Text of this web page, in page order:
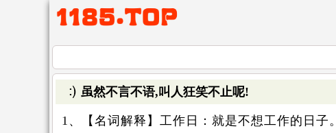
虽然不言不语,叫人狂笑不止呢!
1、【名词解释】工作日：就是不想工作的日子。